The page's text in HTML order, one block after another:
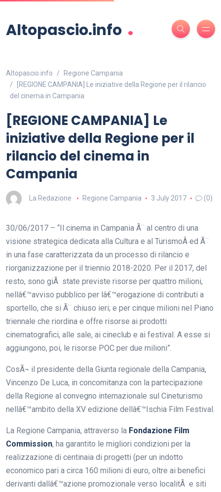
Altopascio.info .
Altopascio.info
Regione Campania
[REGIONE CAMPANIA] Le iniziative della Regione per il rilancio
del cinema in Campania
[REGIONE CAMPANIA] Le
iniziative della Regione per il
rilancio del cinema in
Campania
La Redazione Regione Campania 3 July 2017 (0)
30/06/2017 – “Il cinema in Campania Ã¨ al centro di una
visione strategica dedicata alla Cultura e al TurismoÂ ed Ã¨
in una fase caratterizzata da un processo di rilancio e
riorganizzazione per il triennio 2018-2020. Per il 2017, del
resto, sono giÃ state previste risorse per quattro milioni,
nellâ€™avviso pubblico per lâ€™erogazione di contributi a
sportello, che si Ã¨ chiuso ieri; e per cinque milioni nel Piano
triennale che riordina e offre risorse ai prodotti
cinematografici, alle sale, ai cineclub e ai festival. A esse si
aggiungono, poi, le risorse POC per due milioni”.
CosÃ¬ il presidente della Giunta regionale della Campania,
Vincenzo De Luca, in concomitanza con la partecipazione
della Regione al convegno internazionale sul Cineturismo
nellâ€™ambito della XV edizione dellâ€™Ischia Film Festival.
La Regione Campania, attraverso la Fondazione Film
Commission, ha garantito le migliori condizioni per la
realizzazione di centinaia di progetti (per un indotto
economico pari a circa 160 milioni di euro, oltre ai benefici
derivanti dallâ€™azione promozionale verso localitÃ e siti